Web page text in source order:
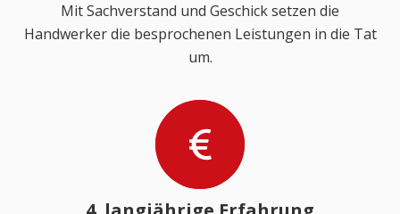
Mit Sachverstand und Geschick setzen die
Handwerker die besprochenen Leistungen in die Tat
um.